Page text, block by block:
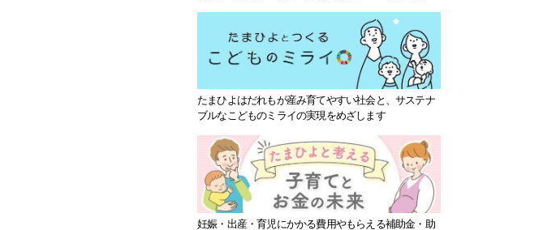
たまひよはだれもが産み育てやすい社会と、サステナ
ブルなこどものミライの実現をめざします
妊娠・出産・育児にかかる費用やもらえる補助金・助